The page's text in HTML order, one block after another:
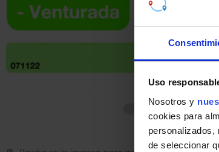
Uso
Nosotros y
cookies para
personalizados,
de seleccionar